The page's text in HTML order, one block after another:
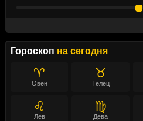
Гороскоп на сегодня
♈
Овен
♉
Телец
♌
Лев
♍
Дева